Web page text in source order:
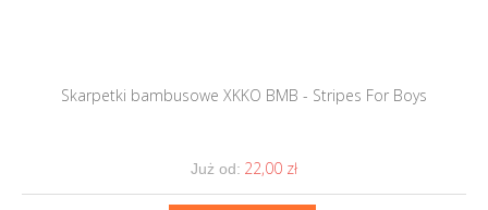
Skarpetki bambusowe XKKO BMB - Stripes For Boys
Już od: 22,00 ‎zł